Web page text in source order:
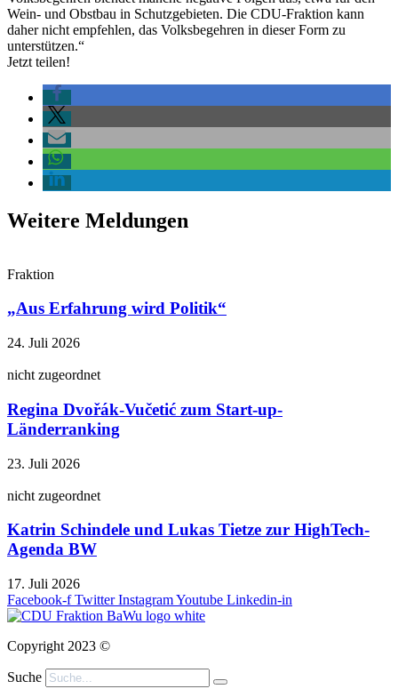
Wein- und Obstbau in Schutzgebieten. Die CDU-Fraktion kann
daher nicht empfehlen, das Volksbegehren in dieser Form zu
unterstützen.“
Jetzt teilen!
Weitere Meldungen
Fraktion
„Aus Erfahrung wird Politik“
24. Juli 2026
nicht zugeordnet
Regina Dvořák-Vučetić zum Start-up-
Länderranking
23. Juli 2026
nicht zugeordnet
Katrin Schindele und Lukas Tietze zur HighTech-
Agenda BW
17. Juli 2026
Facebook-f Twitter InstagramYoutube Linkedin-in
Copyright 2023 ©
Suche